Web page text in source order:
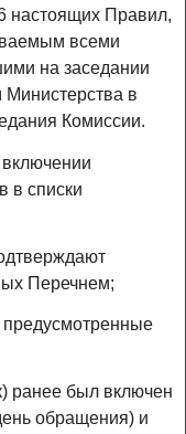
настоящих Правил,
всеми
на заседании
Министерства в
Комиссии.
в списки
Перечнем;
ранее был включен
обращения) и